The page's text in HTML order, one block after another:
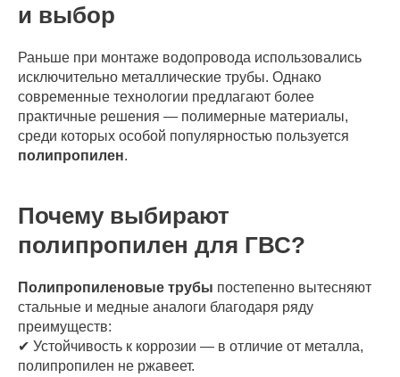
и выбор
Раньше при монтаже водопровода использовались
исключительно металлические трубы. Однако
современные технологии предлагают более
практичные решения — полимерные материалы,
среди которых особой популярностью пользуется
полипропилен.
Почему выбирают
полипропилен для ГВС?
Полипропиленовые трубы постепенно вытесняют
стальные и медные аналоги благодаря ряду
преимуществ:
✔ Устойчивость к коррозии — в отличие от металла,
полипропилен не ржавеет.